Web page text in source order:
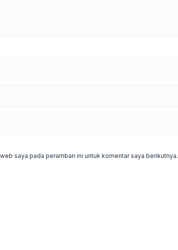
saya pada peramban ini untuk komentar saya berikutnya.